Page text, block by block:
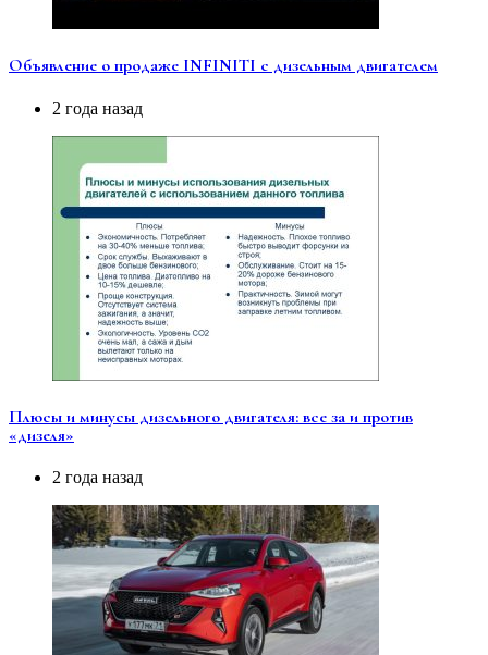
Объявление о продаже INFINITI с дизельным двигателем
2 года назад
Плюсы и минусы дизельного двигателя: все за и против
«дизеля»
2 года назад